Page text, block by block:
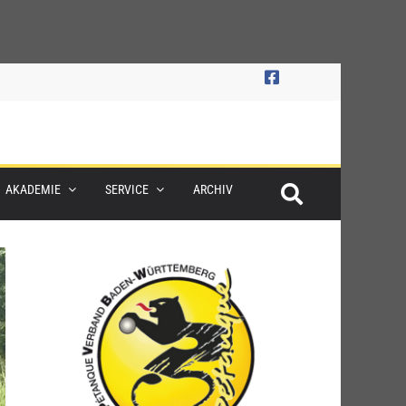
AKADEMIE SERVICE ARCHIV